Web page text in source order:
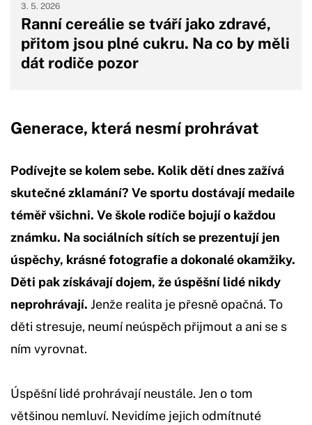
Ranní cereálie se tváří jako zdravé,
přitom jsou plné cukru. Na co by měli
dát rodiče pozor
3. 5. 2026
Generace, která nesmí prohrávat
Podívejte se kolem sebe. Kolik dětí dnes zažívá
skutečné zklamání? Ve sportu dostávají medaile
téměř všichni. Ve škole rodiče bojují o každou
známku. Na sociálních sítích se prezentují jen
úspěchy, krásné fotografie a dokonalé okamžiky.
Děti pak získávají dojem, že úspěšní lidé nikdy
neprohrávají. Jenže realita je přesně opačná. To
děti stresuje, neumí neúspěch přijmout a ani se s
ním vyrovnat.
Úspěšní lidé prohrávají neustále. Jen o tom
většinou nemluví. Nevidíme jejich odmítnuté